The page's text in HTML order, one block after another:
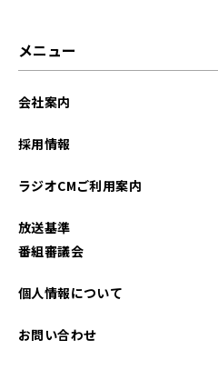
メニュー
会社案内
採用情報
ラジオCMご利用案内
放送基準
番組審議会
個人情報について
お問い合わせ